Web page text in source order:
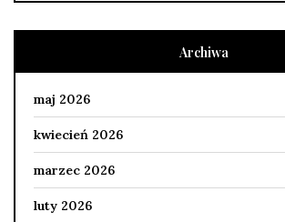
Archiwa
maj 2026
kwiecień 2026
marzec 2026
luty 2026